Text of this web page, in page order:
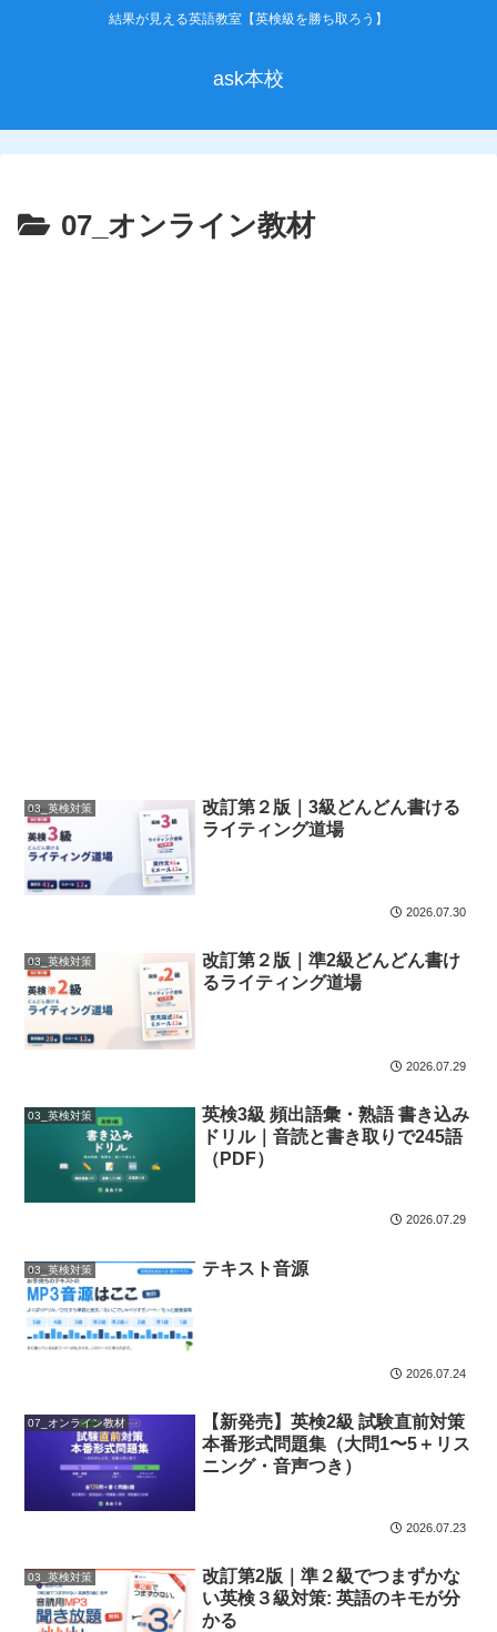
結果が見える英語教室【英検級を勝ち取ろう】
ask本校
07_オンライン教材
03_英検対策
改訂第２版｜3級どんどん書ける
ライティング道場
2026.07.30
03_英検対策
改訂第２版｜準2級どんどん書け
るライティング道場
2026.07.29
03_英検対策
英検3級 頻出語彙・熟語 書き込み
ドリル｜音読と書き取りで245語
（PDF）
2026.07.29
03_英検対策 テキスト音源
2026.07.24
07_オンライン教材
【新発売】英検2級 試験直前対策
本番形式問題集（大問1〜5＋リス
ニング・音声つき）
2026.07.23
03_英検対策
改訂第2版｜準２級でつまずかな
い英検３級対策: 英語のキモが分
かる